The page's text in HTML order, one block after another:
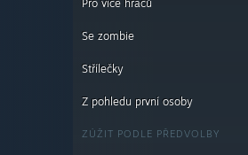
Pro více hráčů
Se zombie
Střílečky
Z pohledu první osoby
ZÚŽIT PODLE PŘEDVOLBY